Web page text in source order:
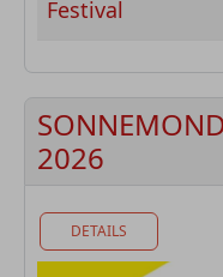
Festival
2026
DETAILS